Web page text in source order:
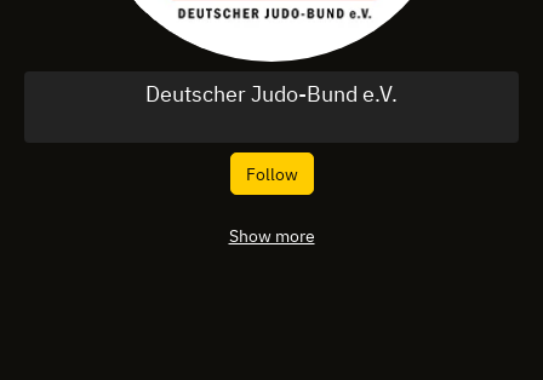
Deutscher Judo-Bund e.V.
Follow
Show more